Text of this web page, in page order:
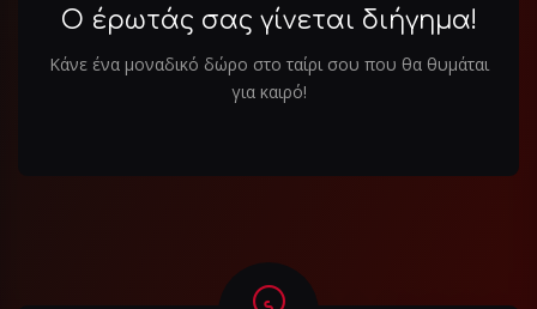
Ο έρωτάς σας γίνεται διήγημα!
Κάνε ένα μοναδικό δώρο στο ταίρι σου που θα θυμάται
για καιρό!